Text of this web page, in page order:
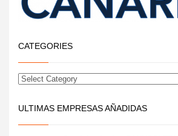
CATEGORIES
ULTIMAS EMPRESAS AÑADIDAS